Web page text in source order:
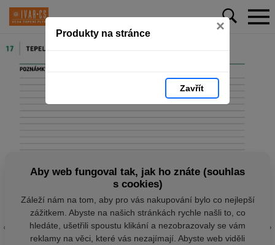
Produkty na stránce ×
Zavřít
Aby web fungoval tak, jak ho znáte (souhlas
s cookies)
Záleží nám na tom, aby pro vás nakupování bylo co nejlepší
zážitkem. Abyste na našich stránkách rychle našli to, co
hledáte, ušetřili spoustu klikání a nezobrazovaly se vám
reklamy na věci, které vás nezajímají. Abyste web viděli